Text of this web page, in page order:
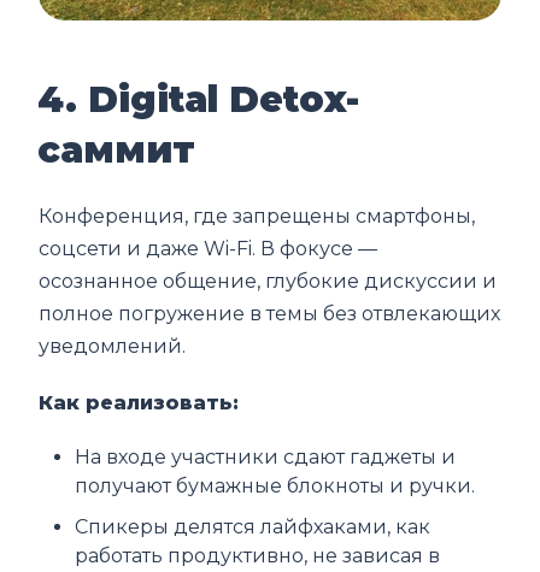
4. Digital Detox-
саммит
Конференция, где запрещены смартфоны,
соцсети и даже Wi-Fi. В фокусе —
осознанное общение, глубокие дискуссии и
полное погружение в темы без отвлекающих
уведомлений.
Как реализовать:
На входе участники сдают гаджеты и
получают бумажные блокноты и ручки.
Спикеры делятся лайфхаками, как
работать продуктивно, не зависая в